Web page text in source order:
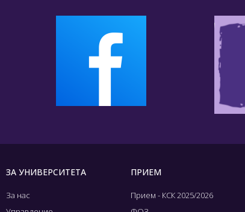
ЗА УНИВЕРСИТЕТА
За нас
ПРИЕМ
Прием - КСК 2025/2026